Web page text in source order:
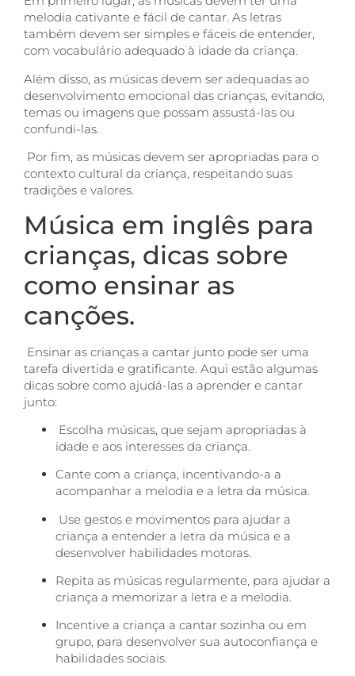
melodia cativante e fácil de cantar. As letras
também devem ser simples e fáceis de entender,
com vocabulário adequado à idade da criança.
Além disso, as músicas devem ser adequadas ao
desenvolvimento emocional das crianças, evitando,
temas ou imagens que possam assustá-las ou
confundi-las.
Por fim, as músicas devem ser apropriadas para o
contexto cultural da criança, respeitando suas
tradições e valores.
Música em inglês para
crianças, dicas sobre
como ensinar as
canções.
Ensinar as crianças a cantar junto pode ser uma
tarefa divertida e gratificante. Aqui estão algumas
dicas sobre como ajudá-las a aprender e cantar
junto:
Escolha músicas, que sejam apropriadas à
idade e aos interesses da criança.
Cante com a criança, incentivando-a a
acompanhar a melodia e a letra da música.
Use gestos e movimentos para ajudar a
criança a entender a letra da música e a
desenvolver habilidades motoras.
Repita as músicas regularmente, para ajudar a
criança a memorizar a letra e a melodia.
Incentive a criança a cantar sozinha ou em
grupo, para desenvolver sua autoconfiança e
habilidades sociais.